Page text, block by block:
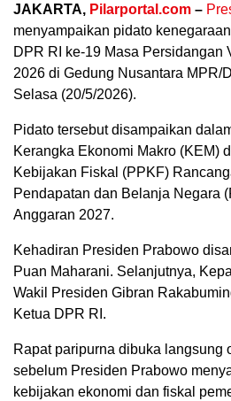
JAKARTA, Pilarportal.com –
menyampaikan pidato
DPR RI ke-19 Masa Persidangan
2026 di Gedung Nusantara MPR/
Selasa (20/5/2026).
Pidato tersebut disampaikan
Kerangka Ekonomi Makro (KEM)
Kebijakan Fiskal (PPKF)
Pendapatan dan Belanja Negara
Anggaran 2027.
Kehadiran Presiden Prabowo
Puan Maharani. Selanjutnya,
Wakil Presiden Gibran
Ketua DPR RI.
Rapat paripurna dibuka langsung
sebelum Presiden Prabowo
kebijakan ekonomi dan fiskal